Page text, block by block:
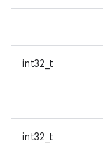
int32_t
int32_t